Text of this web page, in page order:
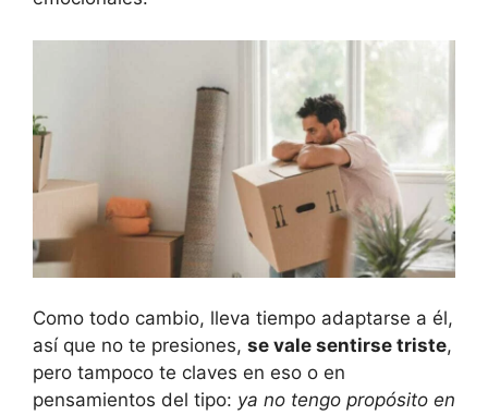
Como todo cambio, lleva tiempo adaptarse a él,
así que no te presiones, se vale sentirse triste,
pero tampoco te claves en eso o en
pensamientos del tipo: ya no tengo propósito en